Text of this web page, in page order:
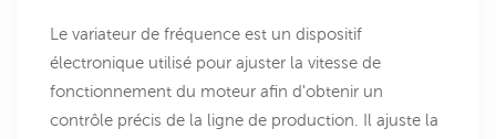
Le variateur de fréquence est un dispositif
électronique utilisé pour ajuster la vitesse de
fonctionnement du moteur afin d'obtenir un
contrôle précis de la ligne de production. Il ajuste la